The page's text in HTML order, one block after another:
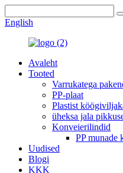
English
Avaleht
Tooted
Varrukatega
PP-plaat
Plastist
üheksa jala
Konveierilindid
PP munade
Uudised
Blogi
KKK